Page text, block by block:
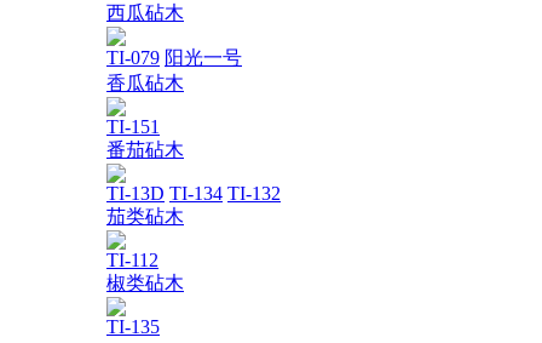
西瓜砧木
TI-079 阳光一号
香瓜砧木
TI-151
番茄砧木
TI-13D TI-134 TI-132
茄类砧木
TI-112
椒类砧木
TI-135